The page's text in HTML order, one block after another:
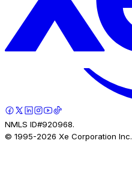
NMLS ID#920968.
© 1995-2026 Xe Corporation Inc.